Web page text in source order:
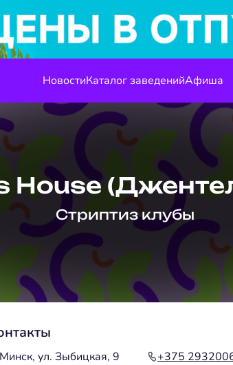
НовостиКаталог заведенийАфиша
House
Стриптиз клубы
Минск, ул. Зыбицкая, 9
+375